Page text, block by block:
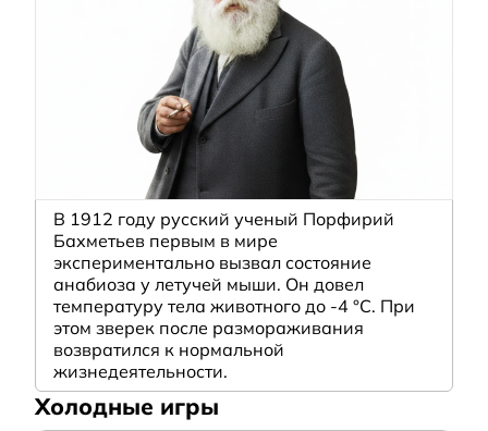
В 1912 году русский ученый Порфирий
Бахметьев первым в мире
экспериментально вызвал состояние
анабиоза у летучей мыши. Он довел
температуру тела животного до -4 °C. При
этом зверек после размораживания
возвратился к нормальной
жизнедеятельности.
Холодные игры